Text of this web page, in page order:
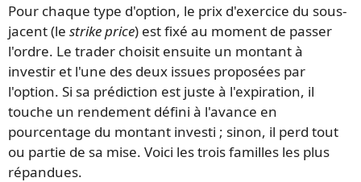
Pour chaque type d'option, le prix d'exercice du sous-
jacent (le strike price) est fixé au moment de passer
l'ordre. Le trader choisit ensuite un montant à
investir et l'une des deux issues proposées par
l'option. Si sa prédiction est juste à l'expiration, il
touche un rendement défini à l'avance en
pourcentage du montant investi ; sinon, il perd tout
ou partie de sa mise. Voici les trois familles les plus
répandues.